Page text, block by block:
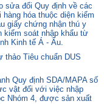
sửa đổi Quy định về các
hóa thuộc diện kiểm
giấy chứng nhận thú y
kiểm soát nhập khẩu từ
Kinh tế Á - Âu.
thảo Tiêu chuẩn DUS
Quy định SDA/MAPA số
vật đối với việc nhập
Nhóm 4, được sản xuất